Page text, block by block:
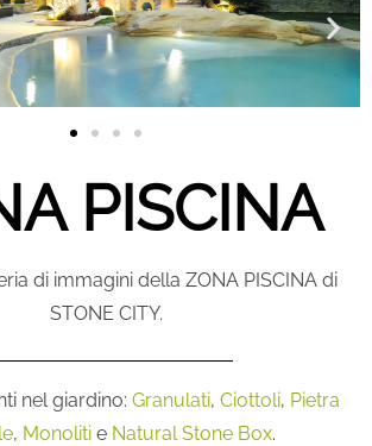
PISCINA
di immagini della ZONA PISCINA di
STONE CITY.
nel giardino: Granulati, Ciottoli, Pietra
, Monolitie Natural Stone Box.